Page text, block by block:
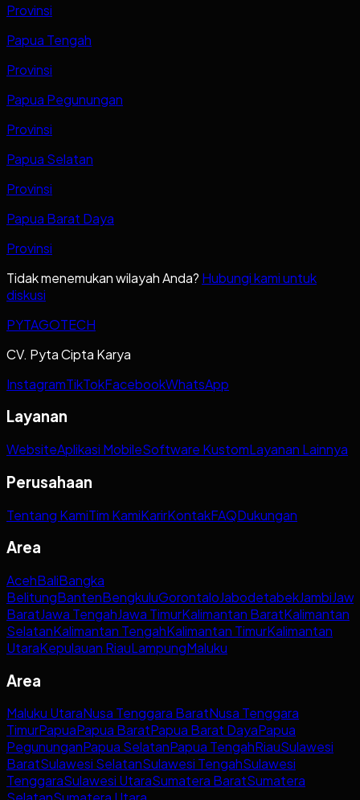
Provinsi
Papua Tengah
Provinsi
Papua Pegunungan
Provinsi
Papua Selatan
Provinsi
Papua Barat Daya
Provinsi
Tidak menemukan wilayah Anda? Hubungi kami untuk
diskusi
PYTAGOTECH
CV. Pyta Cipta Karya
InstagramTikTokFacebookWhatsApp
Layanan
WebsiteAplikasi MobileSoftware KustomLayanan Lainnya
Perusahaan
Tentang KamiTim KamiKarirKontakFAQDukungan
Area
AcehBaliBangka
BelitungBantenBengkuluGorontaloJabodetabekJambi
BaratJawa TengahJawa TimurKalimantan BaratKalimantan
SelatanKalimantan TengahKalimantan TimurKalimantan
UtaraKepulauan RiauLampungMaluku
Area
Maluku UtaraNusa Tenggara BaratNusa Tenggara
TimurPapuaPapua BaratPapua Barat DayaPapua
PegununganPapua SelatanPapua TengahRiauSulawesi
BaratSulawesi SelatanSulawesi TengahSulawesi
TenggaraSulawesi UtaraSumatera BaratSumatera